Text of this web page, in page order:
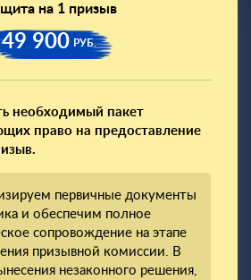
на 1 призыв
49 900 РУБ.
необходимый пакет
право на предоставление
первичные документы
и обеспечим полное
сопровождение на этапе
призывной комиссии. В
незаконного решения,